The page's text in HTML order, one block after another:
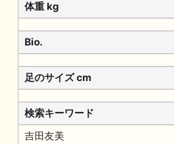
体重 kg
Bio.
足のサイズ cm
検索キーワード
吉田友美